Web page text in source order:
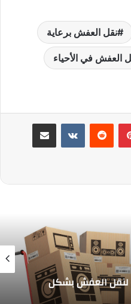
نقل العفش برعاية
العفش في الأحياء
بينتيريست مشاركة عبر البريد
لنقل العفش بشكل